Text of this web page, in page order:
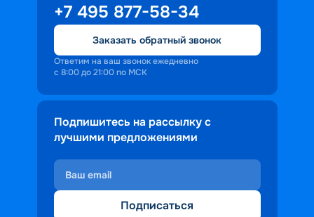
+7 495 877-58-34
Заказать обратный звонок
Ответим на ваш звонок ежедневно
с 8:00 до 21:00 по МСК
Подпишитесь на рассылку с
лучшими предложениями
Подписаться